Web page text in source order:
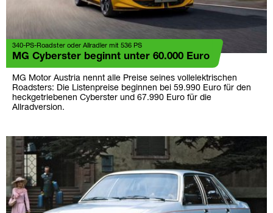
340-PS-Roadster oder Allradler mit 536 PS
MG Cyberster beginnt unter 60.000 Euro
MG Motor Austria nennt alle Preise seines vollelektrischen
Roadsters: Die Listenpreise beginnen bei 59.990 Euro für den
heckgetriebenen Cyberster und 67.990 Euro für die
Allradversion.